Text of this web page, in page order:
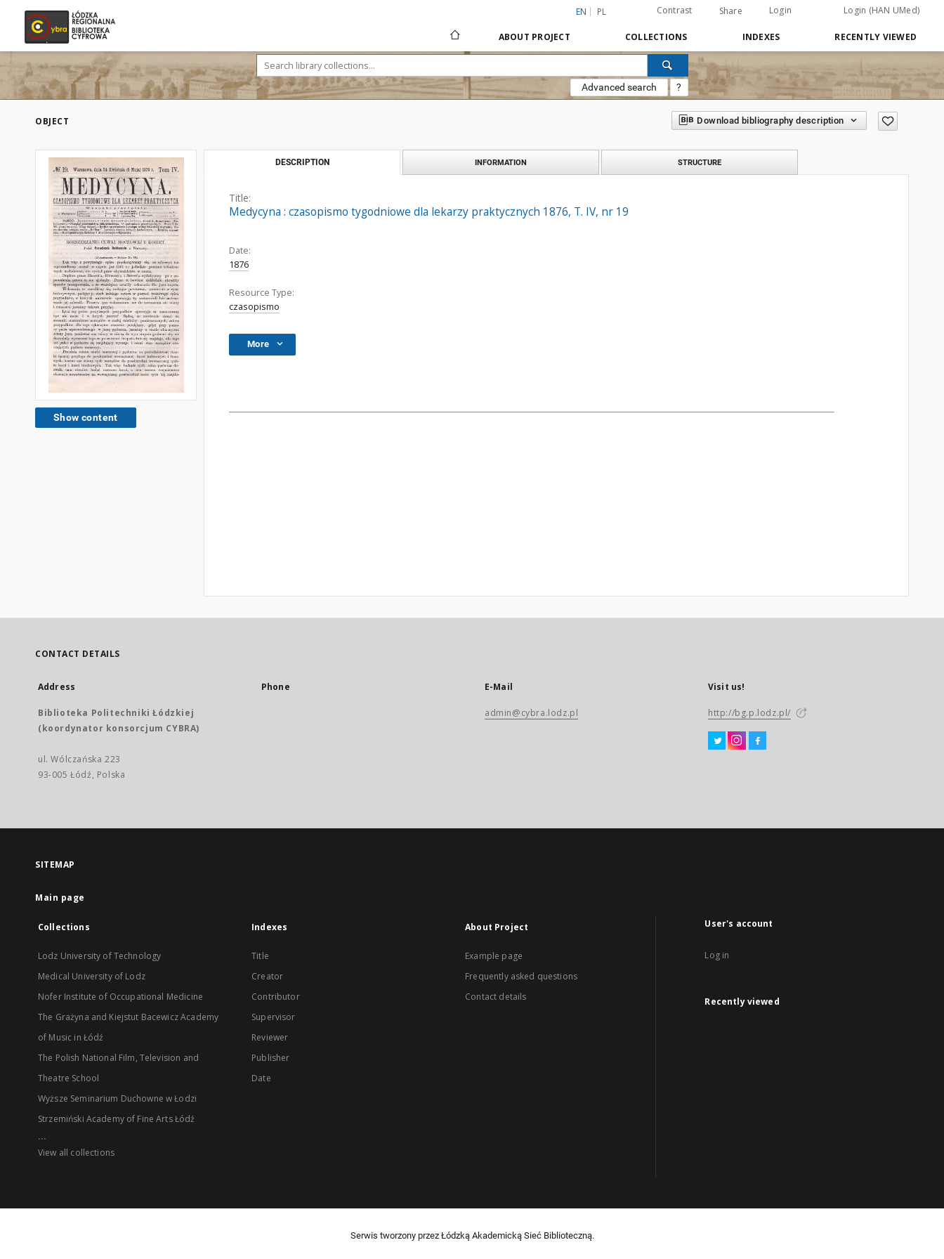
EN PL Contrast Share Login Login (HAN UMed)
ABOUT PROJECT COLLECTIONS INDEXES RECENTLY VIEWED
Advanced search ?
OBJECT Download bibliography description
Show content
DESCRIPTION INFORMATION STRUCTURE
Title:
Medycyna : czasopismo tygodniowe dla lekarzy praktycznych 1876, T. IV, nr 19
Date:
1876
Resource Type:
czasopismo
More
CONTACT DETAILS
Address
Biblioteka Politechniki Łódzkiej
(koordynator konsorcjum CYBRA)
ul. Wólczańska 223
93-005 Łódź, Polska
Phone E-Mail
admin@cybra.lodz.pl
Visit us!
http://bg.p.lodz.pl/
SITEMAP
Main page
Collections
Lodz University of Technology
Medical University of Lodz
Nofer Institute of Occupational Medicine
The Grażyna and Kiejstut Bacewicz Academy
of Music in Łódź
The Polish National Film, Television and
Theatre School
Wyższe Seminarium Duchowne w Łodzi
Strzemiński Academy of Fine Arts Łódź
...
View all collections
Indexes
Title
Creator
Contributor
Supervisor
Reviewer
Publisher
Date
About Project
Example page
Frequently asked questions
Contact details
User's account
Log in
Recently viewed
Serwis tworzony przez Łódzką Akademicką Sieć Biblioteczną.